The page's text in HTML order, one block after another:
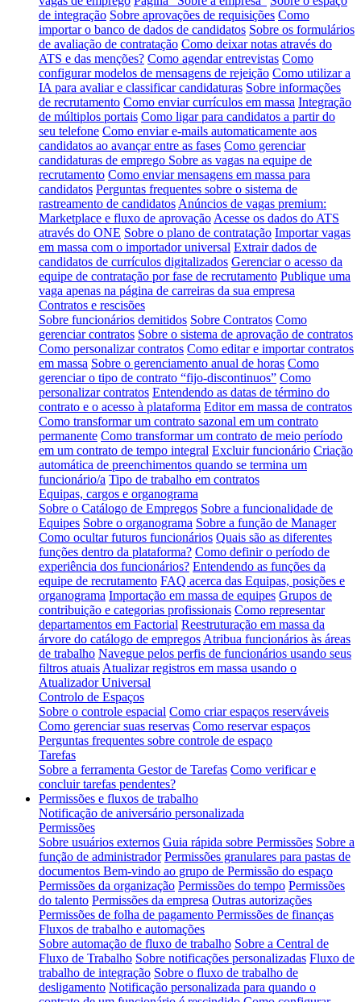
de integração Sobre aprovações de requisições Como
importar o banco de dados de candidatos Sobre os formulários
de avaliação de contratação Como deixar notas através do
ATS e das menções? Como agendar entrevistas Como
configurar modelos de mensagens de rejeição Como utilizar a
IA para avaliar e classificar candidaturas Sobre informações
de recrutamento Como enviar currículos em massa Integração
de múltiplos portais Como ligar para candidatos a partir do
seu telefone Como enviar e-mails automaticamente aos
candidatos ao avançar entre as fases Como gerenciar
candidaturas de emprego Sobre as vagas na equipe de
recrutamento Como enviar mensagens em massa para
candidatos Perguntas frequentes sobre o sistema de
rastreamento de candidatos Anúncios de vagas premium:
Marketplace e fluxo de aprovação Acesse os dados do ATS
através do ONE Sobre o plano de contratação Importar vagas
em massa com o importador universal Extrair dados de
candidatos de currículos digitalizados Gerenciar o acesso da
equipe de contratação por fase de recrutamento Publique uma
vaga apenas na página de carreiras da sua empresa
Contratos e rescisões
Sobre funcionários demitidos Sobre Contratos Como
gerenciar contratos Sobre o sistema de aprovação de contratos
Como personalizar contratos Como editar e importar contratos
em massa Sobre o gerenciamento anual de horas Como
gerenciar o tipo de contrato “fijo-discontinuos” Como
personalizar contratos Entendendo as datas de término do
contrato e o acesso à plataforma Editor em massa de contratos
Como transformar um contrato sazonal em um contrato
permanente Como transformar um contrato de meio período
em um contrato de tempo integral Excluir funcionário Criação
automática de preenchimentos quando se termina um
funcionário/a Tipo de trabalho em contratos
Equipas, cargos e organograma
Sobre o Catálogo de Empregos Sobre a funcionalidade de
Equipes Sobre o organograma Sobre a função de Manager
Como ocultar futuros funcionários Quais são as diferentes
funções dentro da plataforma? Como definir o período de
experiência dos funcionários? Entendendo as funções da
equipe de recrutamento FAQ acerca das Equipas, posições e
organograma Importação em massa de equipes Grupos de
contribuição e categorias profissionais Como representar
departamentos em Factorial Reestruturação em massa da
árvore do catálogo de empregos Atribua funcionários às áreas
de trabalho Navegue pelos perfis de funcionários usando seus
filtros atuais Atualizar registros em massa usando o
Atualizador Universal
Controlo de Espaços
Sobre o controle espacial Como criar espaços reserváveis
Como gerenciar suas reservas Como reservar espaços
Perguntas frequentes sobre controle de espaço
Tarefas
Sobre a ferramenta Gestor de Tarefas Como verificar e
concluir tarefas pendentes?
Permissões e fluxos de trabalho
Notificação de aniversário personalizada
Permissões
Sobre usuários externos Guia rápida sobre Permissões Sobre a
função de administrador Permissões granulares para pastas de
documentos Bem-vindo ao grupo de Permissão do espaço
Permissões da organização Permissões do tempo Permissões
do talento Permissões da empresa Outras autorizações
Permissões de folha de pagamento Permissões de finanças
Fluxos de trabalho e automações
Sobre automação de fluxo de trabalho Sobre a Central de
Fluxo de Trabalho Sobre notificações personalizadas Fluxo de
trabalho de integração Sobre o fluxo de trabalho de
desligamento Notificação personalizada para quando o